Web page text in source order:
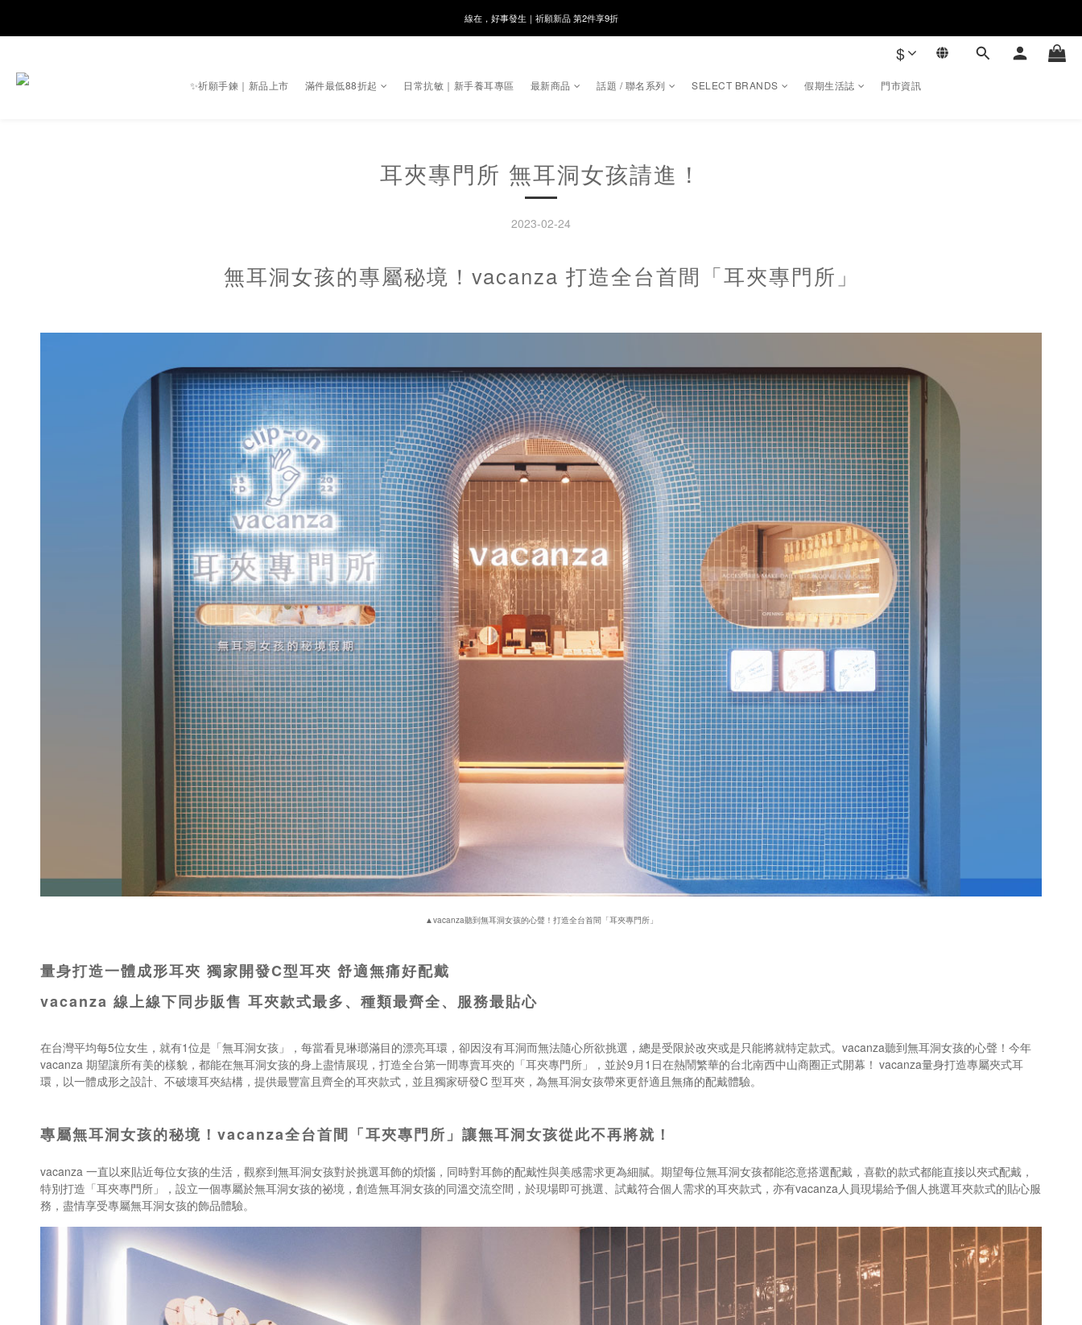
8月月初限定｜指定分類滿件88折！
🌸新會員限定🌸註冊送$100購物金
$
✨祈願手鍊｜新品上市 滿件最低88折起 日常抗敏｜新手養耳專區 最新商品 話題 / 聯名系列 SELECT BRANDS 假期生活誌 門市資訊
耳夾專門所 無耳洞女孩請進！
2023-02-24
無耳洞女孩的專屬秘境！vacanza 打造全台首間「耳夾專門所」
▲vacanza聽到無耳洞女孩的心聲！打造全台首間「耳夾專門所」
量身打造一體成形耳夾 獨家開發C型耳夾 舒適無痛好配戴
vacanza 線上線下同步販售 耳夾款式最多、種類最齊全、服務最貼心
在台灣平均每5位女生，就有1位是「無耳洞女孩」，每當看見琳瑯滿目的漂亮耳環，卻因沒有耳洞而無法隨心所欲挑選，總是受限於改夾或是只能將就特定款式。vacanza聽到無耳洞女孩的心聲！今年
vacanza 期望讓所有美的樣貌，都能在無耳洞女孩的身上盡情展現，打造全台第一間專賣耳夾的「耳夾專門所」，並於9月1日在熱鬧繁華的台北南西中山商圈正式開幕！ vacanza量身打造專屬夾式耳
環，以一體成形之設計、不破壞耳夾結構，提供最豐富且齊全的耳夾款式，並且獨家研發C 型耳夾，為無耳洞女孩帶來更舒適且無痛的配戴體驗。
專屬無耳洞女孩的秘境！vacanza全台首間「耳夾專門所」讓無耳洞女孩從此不再將就！
vacanza 一直以來貼近每位女孩的生活，觀察到無耳洞女孩對於挑選耳飾的煩惱，同時對耳飾的配戴性與美感需求更為細膩。期望每位無耳洞女孩都能恣意搭選配戴，喜歡的款式都能直接以夾式配戴，
特別打造「耳夾專門所」，設立一個專屬於無耳洞女孩的祕境，創造無耳洞女孩的同溫交流空間，於現場即可挑選、試戴符合個人需求的耳夾款式，亦有vacanza人員現場給予個人挑選耳夾款式的貼心服
務，盡情享受專屬無耳洞女孩的飾品體驗。